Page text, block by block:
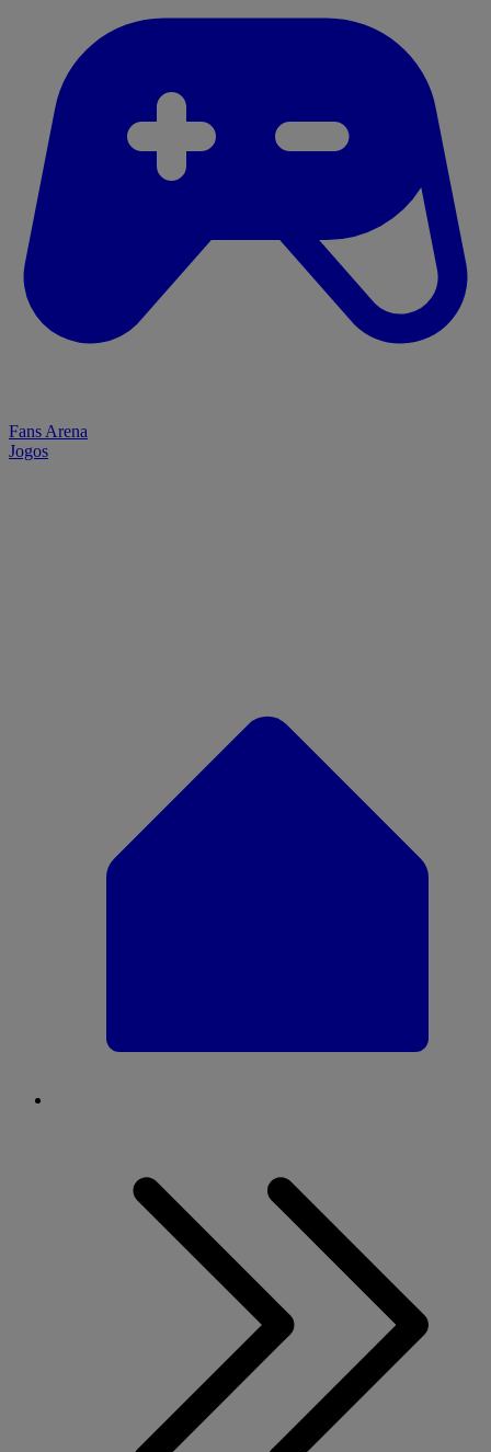
Fans Arena
Jogos